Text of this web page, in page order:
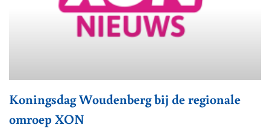
Koningsdag Woudenberg bij de regionale
omroep XON